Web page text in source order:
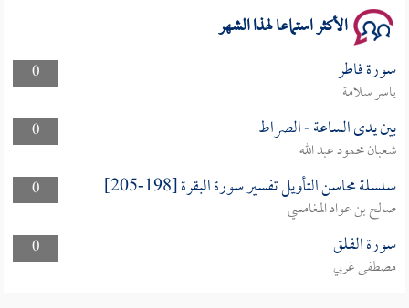
الأكثر استماعا لهذا الشهر
0 سورة فاطر
ياسر سلامة
0
بين يدى الساعة - الصراط
شعبان محمود عبد الله
0
سلسلة محاسن التأويل تفسير سورة البقرة [198-205]
صالح بن عواد المغامسي
0
سورة الفلق
مصطفى غربي